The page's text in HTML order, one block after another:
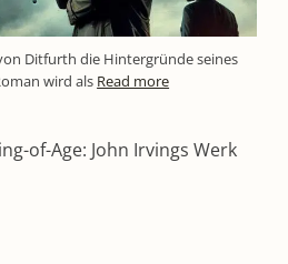
Ditfurth die Hintergründe seines
wird als Read more
of-Age: John Irvings Werk